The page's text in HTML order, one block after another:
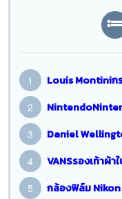
Louis Montiniก
Daniel
VANSรองเท้าผ้
กล้องฟิล์ม Nikon